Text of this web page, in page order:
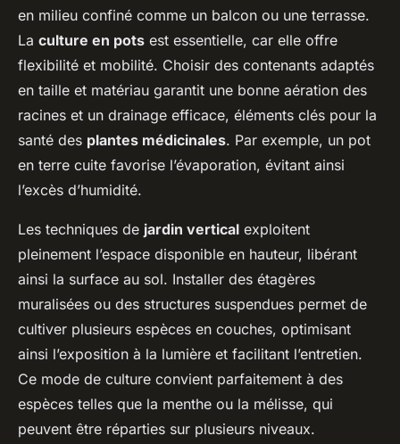
en milieu confiné comme un balcon ou une terrasse.
La culture en pots est essentielle, car elle offre
flexibilité et mobilité. Choisir des contenants adaptés
en taille et matériau garantit une bonne aération des
racines et un drainage efficace, éléments clés pour la
santé des plantes médicinales. Par exemple, un pot
en terre cuite favorise l’évaporation, évitant ainsi
l’excès d’humidité.
Les techniques de jardin vertical exploitent
pleinement l’espace disponible en hauteur, libérant
ainsi la surface au sol. Installer des étagères
muralisées ou des structures suspendues permet de
cultiver plusieurs espèces en couches, optimisant
ainsi l’exposition à la lumière et facilitant l’entretien.
Ce mode de culture convient parfaitement à des
espèces telles que la menthe ou la mélisse, qui
peuvent être réparties sur plusieurs niveaux.